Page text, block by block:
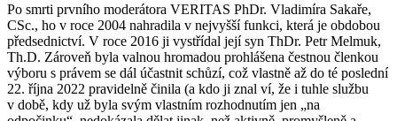
Po smrti prvního moderátora VERITAS PhDr. Vladimíra Sakaře,
CSc., ho v roce 2004 nahradila v nejvyšší funkci, která je obdobou
předsednictví. V roce 2016 ji vystřídal její syn ThDr. Petr Melmuk,
Th.D. Zároveň byla valnou hromadou prohlášena čestnou členkou
výboru s právem se dál účastnit schůzí, což vlastně až do té poslední
22. října 2022 pravidelně činila (a kdo ji znal ví, že i tuhle službu
v době, kdy už byla svým vlastním rozhodnutím jen „na